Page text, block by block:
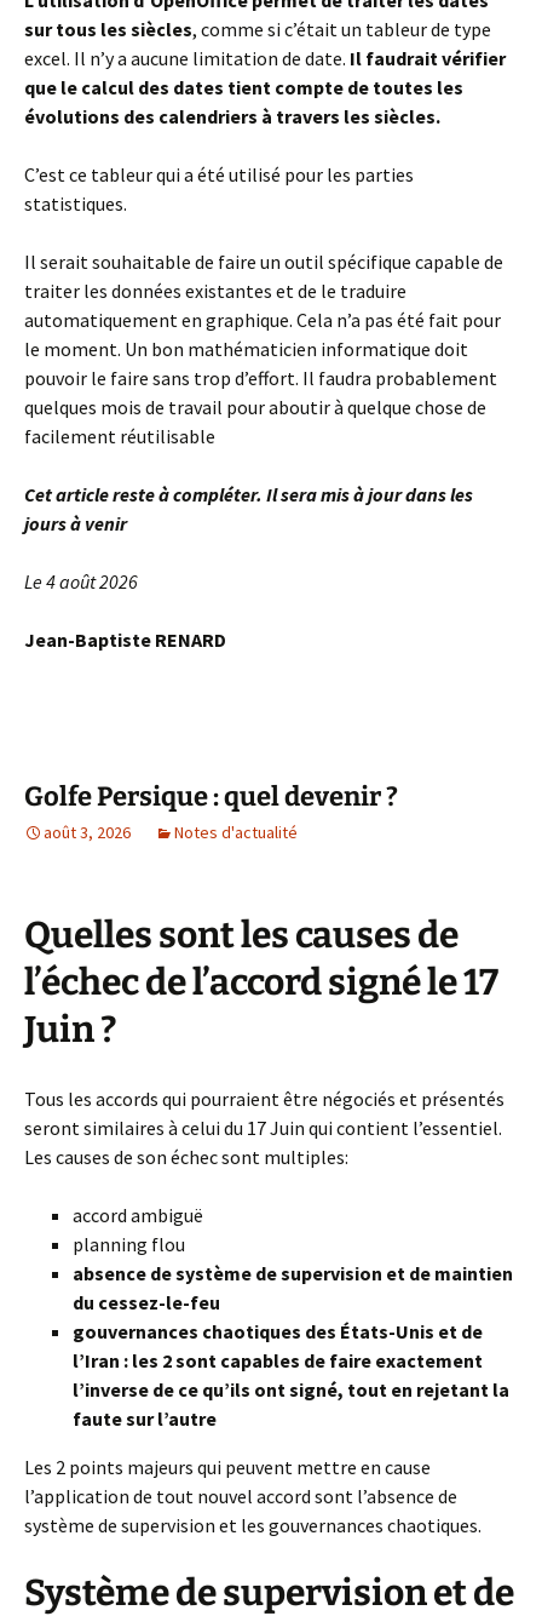
sur tous les siècles, comme si c’était un tableur de type
excel. Il n’y a aucune limitation de date. Il faudrait vérifier
que le calcul des dates tient compte de toutes les
évolutions des calendriers à travers les siècles.
C’est ce tableur qui a été utilisé pour les parties
statistiques.
Il serait souhaitable de faire un outil spécifique capable de
traiter les données existantes et de le traduire
automatiquement en graphique. Cela n’a pas été fait pour
le moment. Un bon mathématicien informatique doit
pouvoir le faire sans trop d’effort. Il faudra probablement
quelques mois de travail pour aboutir à quelque chose de
facilement réutilisable
Cet article reste à compléter. Il sera mis à jour dans les
jours à venir
Le 4 août 2026
Jean-Baptiste RENARD
Golfe Persique : quel devenir ?
août 3, 2026 Notes d'actualité
Quelles sont les causes de
l’échec de l’accord signé le 17
Juin ?
Tous les accords qui pourraient être négociés et présentés
seront similaires à celui du 17 Juin qui contient l’essentiel.
Les causes de son échec sont multiples:
accord ambiguë
planning flou
absence de système de supervision et de maintien
du cessez-le-feu
gouvernances chaotiques des États-Unis et de
l’Iran : les 2 sont capables de faire exactement
l’inverse de ce qu’ils ont signé, tout en rejetant la
faute sur l’autre
Les 2 points majeurs qui peuvent mettre en cause
l’application de tout nouvel accord sont l’absence de
système de supervision et les gouvernances chaotiques.
Système de supervision et de